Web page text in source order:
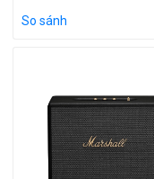
So sánh